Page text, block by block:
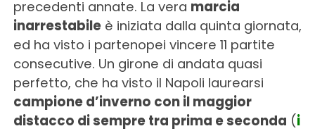
precedenti annate. La vera marcia
inarrestabileè iniziata dalla quinta giornata,
ed ha visto i partenopei vincere 11 partite
consecutive. Un girone di andata quasi
perfetto, che ha visto il Napoli laurearsi
campione d’inverno con il maggior
distacco di sempre tra prima e seconda (i